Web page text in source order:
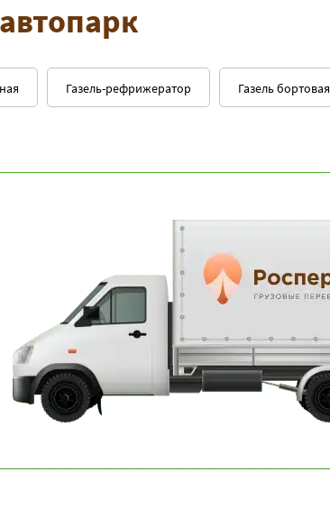
Газель бортовая
Газель-рефрижератор